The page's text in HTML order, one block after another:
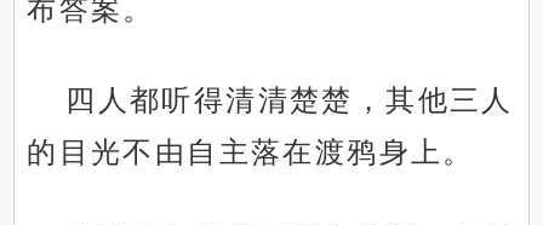
布答案。
四人都听得清清楚楚，其他三人
的目光不由自主落在渡鸦身上。